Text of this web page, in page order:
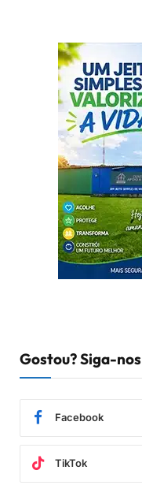
Gostou? Siga-nos
Facebook
TikTok